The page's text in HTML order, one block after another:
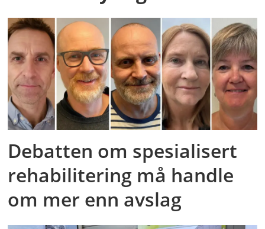
Debatten om spesialisert
rehabilitering må handle
om mer enn avslag